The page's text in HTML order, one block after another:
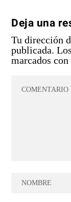
Deja una
Tu dirección
publicada.
marcados con